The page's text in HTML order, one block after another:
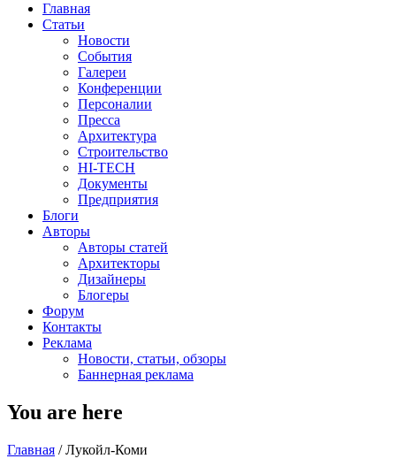
Главная
Статьи
Новости
События
Галереи
Конференции
Персоналии
Пресса
Архитектура
Строительство
HI-TECH
Документы
Предприятия
Блоги
Авторы
Авторы статей
Архитекторы
Дизайнеры
Блогеры
Форум
Контакты
Реклама
Новости, статьи, обзоры
Баннерная реклама
You are here
Главная / Лукойл-Коми